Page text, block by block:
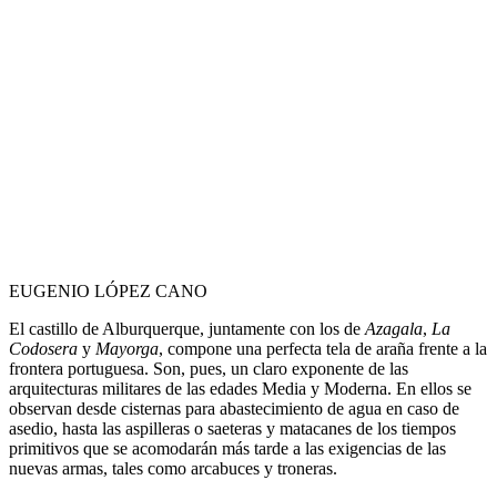
EUGENIO LÓPEZ CANO
El castillo de Alburquerque, juntamente con los de Azagala, La
Codosera y Mayorga, compone una perfecta tela de araña frente a la
frontera portuguesa. Son, pues, un claro exponente de las
arquitecturas militares de las edades Media y Moderna. En ellos se
observan desde cisternas para abastecimiento de agua en caso de
asedio, hasta las aspilleras o saeteras y matacanes de los tiempos
primitivos que se acomodarán más tarde a las exigencias de las
nuevas armas, tales como arcabuces y troneras.